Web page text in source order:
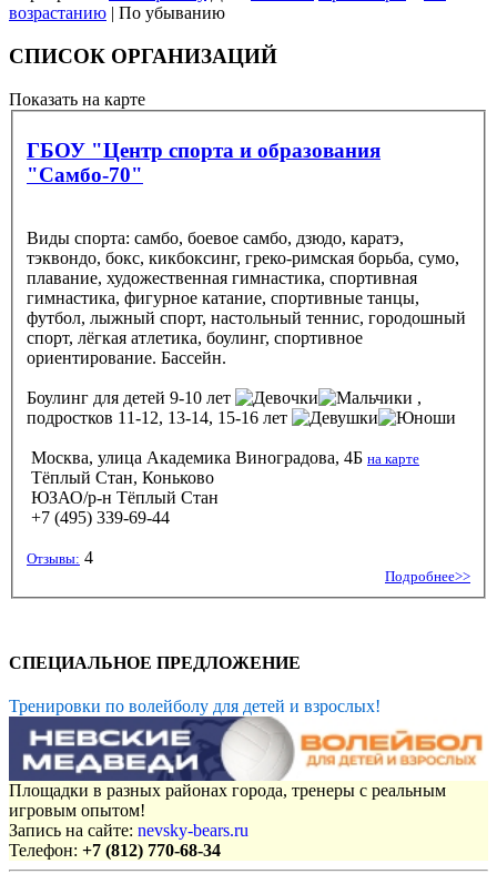
возрастанию | По убыванию
СПИСОК ОРГАНИЗАЦИЙ
Показать на карте
ГБОУ "Центр спорта и образования
"Самбо-70"
Виды спорта: самбо, боевое самбо, дзюдо, каратэ,
тэквондо, бокс, кикбоксинг, греко-римская борьба, сумо,
плавание, художественная гимнастика, спортивная
гимнастика, фигурное катание, спортивные танцы,
футбол, лыжный спорт, настольный теннис, городошный
спорт, лёгкая атлетика, боулинг, спортивное
ориентирование. Бассейн.
Боулинг для детей 9-10 лет
,
подростков 11-12, 13-14, 15-16 лет
Москва, улица Академика Виноградова, 4Б на карте
Тёплый Стан, Коньково
ЮЗАО/р-н Тёплый Стан
+7 (495) 339-69-44
Отзывы: 4
Подробнее>>
СПЕЦИАЛЬНОЕ ПРЕДЛОЖЕНИЕ
Тренировки по волейболу для детей и взрослых!
Площадки в разных районах города, тренеры с реальным
игровым опытом!
Запись на сайте: nevsky-bears.ru
Телефон: +7 (812) 770-68-34